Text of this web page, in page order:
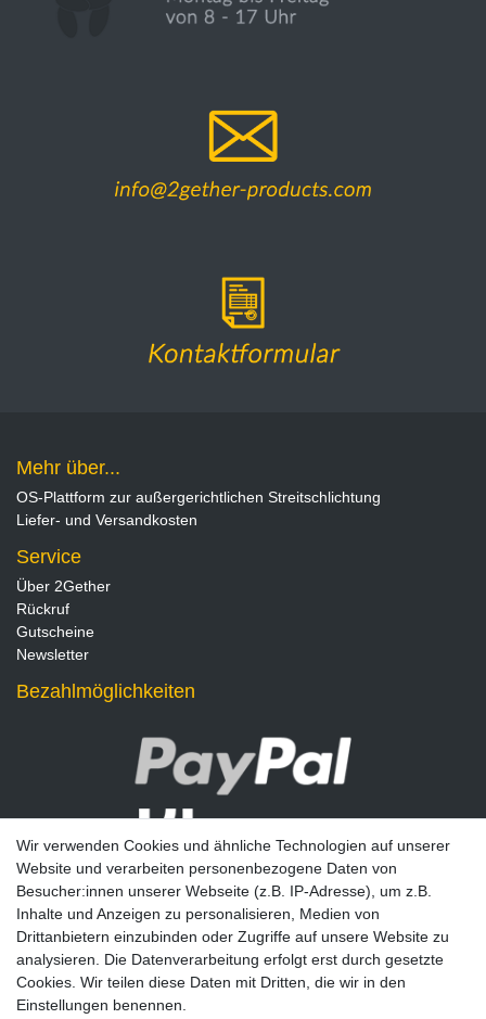
Mehr über...
OS-Plattform zur außergerichtlichen Streitschlichtung
Liefer- und Versandkosten
Service
Über 2Gether
Rückruf
Gutscheine
Newsletter
Bezahlmöglichkeiten
Newsletter
E-MAIL **
Wir verwenden Cookies und ähnliche Technologien auf unserer
Website und verarbeiten personenbezogene Daten von
Besucher:innen unserer Webseite (z.B. IP-Adresse), um z.B.
Inhalte und Anzeigen zu personalisieren, Medien von
Drittanbietern einzubinden oder Zugriffe auf unsere Website zu
analysieren. Die Datenverarbeitung erfolgt erst durch gesetzte
Cookies. Wir teilen diese Daten mit Dritten, die wir in den
Einstellungen benennen.